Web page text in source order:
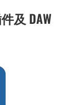
及 DAW